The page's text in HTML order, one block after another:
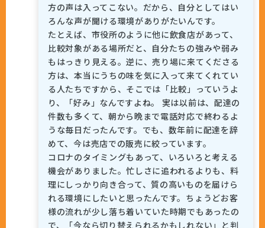
方の声は入ってこない。だから、自分としてはい
ろんな声が聞ける環境がありがたいんです。
たとえば、市役所のように他に飲食店があって、
比較対象がある場所だと、自分たちの強みや弱み
もはっきり見える。逆に、売り場に来てくださる
方は、本当にうちの味を気に入って来てくれてい
る人たちですから、そこでは「比較」っていうよ
り、「好み」なんですよね。 実は以前は、配達の
件数も多くて、朝から晩まで電話対応で終わるよ
うな毎日だったんです。でも、数年前に配達を辞
めて、今は売店での販売に絞っています。
コロナのタイミングもあって、いろいろと考える
機会がありました。忙しさに追われるよりも、料
理にしっかり向き合って、質の高いものを届けら
れる環境にしたいと思ったんです。ちょうどお客
様の流れが少し落ち着いていた時期でもあったの
で、「今なら切り替えられるかもしれない」と判